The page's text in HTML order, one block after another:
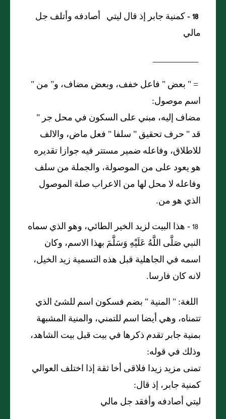
18 - كمنية جابر إذ قال ليتي أصادفه وأتلف جل
مالي
__________
= "بعض"فاعل خفف، وبعض مضاف، و"من"
اسم موصول:
مضاف إليه، مبني على السكون في محل جر"
قد"حرف تحقيق"سلفا"فعل ماض، والالف
للاطلاق، وفاعله ضمير مستتر فيه جوازا تقديره
هو يعود على من الموصولة، والجملة من سلف
وفاعله لا محل لها من الاعراب صلة الموصول
الذي هو من.
18 - هذا البيت لزيد الخير الطائي، وهو الذي سماه
النبي صَلَّى اللَّهُ عَلَيْهِ وَسَلَّمَ بهذا الاسم، وكان
اسمه في الجاهلية قبل هذه التسمية زيد الخيل،
لانه كان فارسا.
اللغة: "المنية"بضم فسكون اسم للشئ الذي
تتمناه، وهي أيضا اسم للتمني، والمنية المشبهة
بمنية جابر تقدم ذكرها في بيت قبل بيت الشاهد،
وذلك في قوله:
تمنى مزيد زيدا فلاقى أخا ثقة إذا اختلف العوالي
كمنية جابر، إذ قال:
ليتي أصادفه وأفقد جل مالي